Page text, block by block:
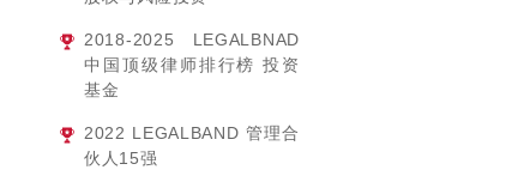
2018-2025 LEGALBNAD
中国顶级律师排行榜 投资
基金
2022 LEGALBAND 管理合
伙人15强